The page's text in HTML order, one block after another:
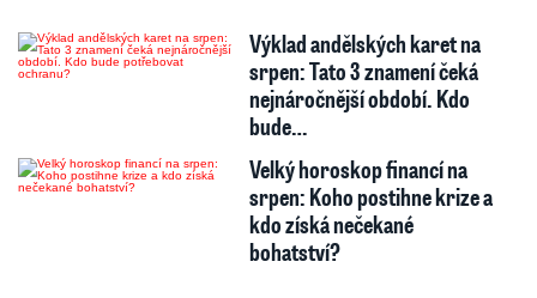
Výklad andělských karet na
srpen: Tato 3 znamení čeká
nejnáročnější období. Kdo
bude…
Velký horoskop financí na
srpen: Koho postihne krize a
kdo získá nečekané
bohatství?